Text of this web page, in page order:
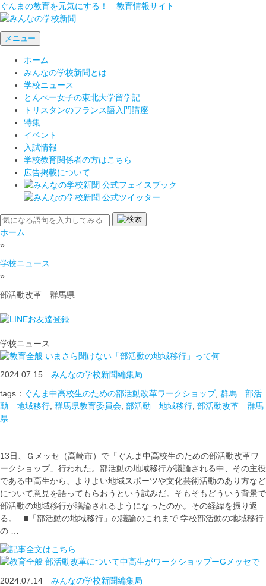
ぐんまの教育を元気にする！ 教育情報サイト
メニュー
ホーム
みんなの学校新聞とは
学校ニュース
とんぺー女子の東北大学留学記
トリスタンのフランス語入門講座
特集
イベント
入試情報
学校教育関係者の方はこちら
広告掲載について
ホーム
»
学校ニュース
»
部活動改革 群馬県
学校ニュース
いまさら聞けない「部活動の地域移行」って何
2024.07.15 みんなの学校新聞編集局
tags： ぐんま中高校生のための部活動改革ワークショップ, 群馬 部活
動 地域移行 群馬県教育委員会 部活動 地域移行 部活動改革 群馬
県
13日、Ｇメッセ（高崎市）で「ぐんま中高校生のための部活動改革ワ
ークショップ」行われた。部活動の地域移行が議論される中、その主役
である中高生から、よりよい地域スポーツや文化芸術活動のあり方など
について意見を語ってもらおうという試みだ。そもそもどういう背景で
部活動の地域移行が議論されるようになったのか。その経緯を振り返
る。 ■「部活動の地域移行」の議論のこれまで 学校部活動の地域移行
の …
部活動改革について中高生がワークショップーGメッセで
2024.07.14 みんなの学校新聞編集局